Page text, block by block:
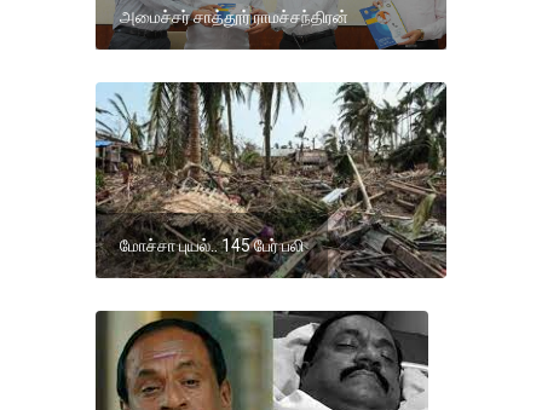
அமைச்சர் சாத்தூர் ராமச்சந்திரன்
மோச்சா புயல்.. 145 பேர் பலி